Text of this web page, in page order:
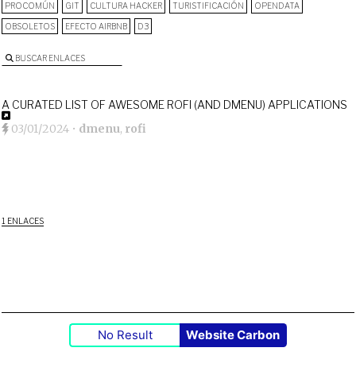
PROCOMÚN GIT CULTURA HACKER TURISTIFICACIÓN OPENDATA
OBSOLETOS EFECTO AIRBNB D3
BUSCAR ENLACES
A CURATED LIST OF AWESOME ROFI (AND DMENU) APPLICATIONS
03/01/2024 • dmenu, rofi
1 ENLACES
No Result Website Carbon